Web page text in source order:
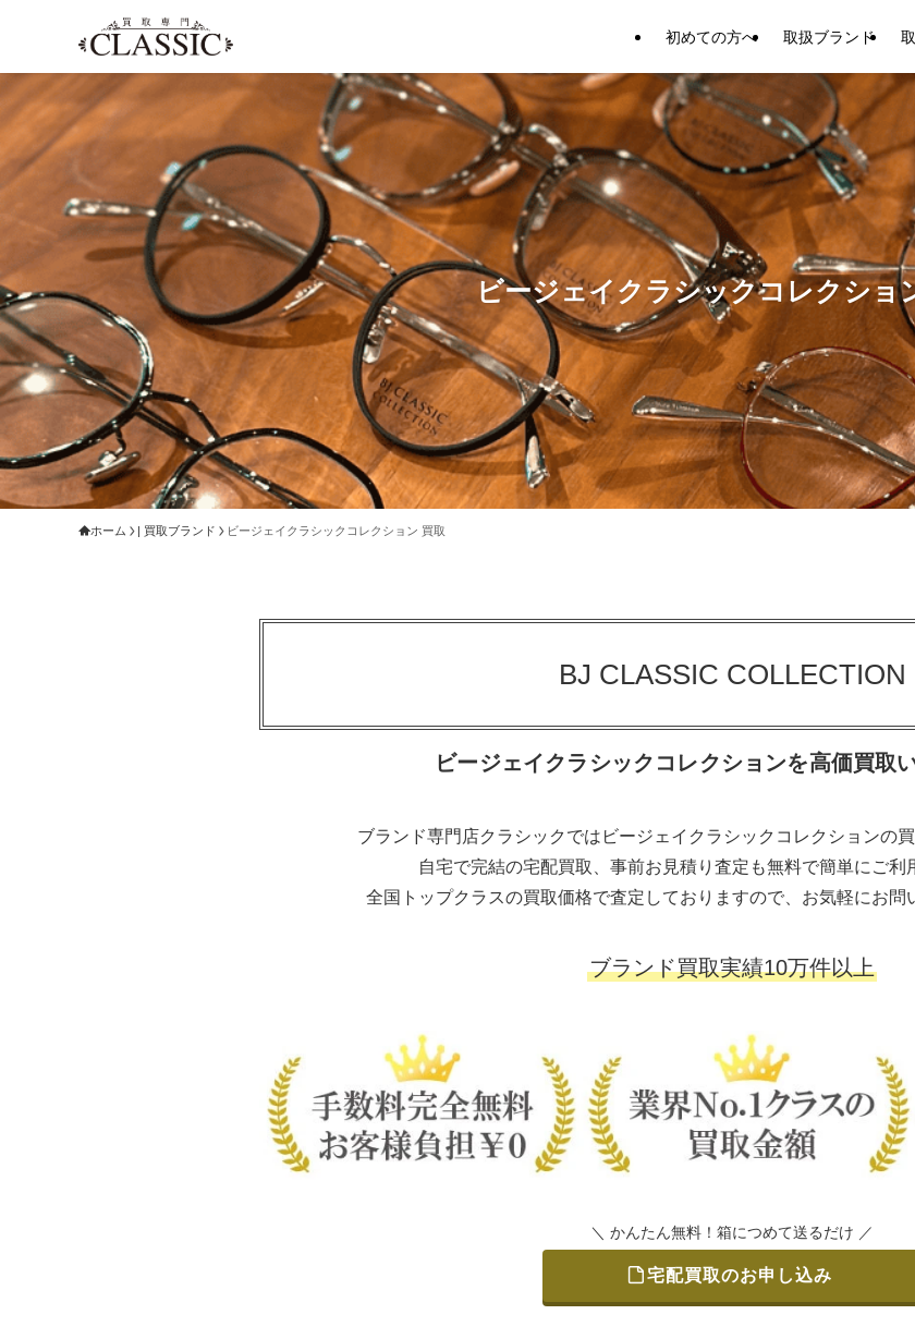
初めての方へ 取扱ブランド
ビージェイクラシックコレクショ
ホーム | 買取ブランド ビージェイクラシックコレクション 買取
BJ CLASSIC COLLECTION
ビージェイクラシックコレクションを高価買取
ブランド専門店クラシックではビージェイクラシックコレクションの
自宅で完結の宅配買取、事前お見積り査定も無料で簡単にご利
全国トップクラスの買取価格で査定しておりますので、お気軽にお問
ブランド買取実績10万件以上
＼ かんたん無料！箱につめて送るだけ ／
宅配買取のお申し込み